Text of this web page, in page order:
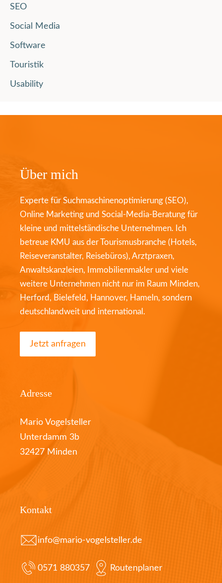
SEO
Social Media
Software
Touristik
Usability
Über mich
Experte für Suchmaschinenoptimierung (SEO),
Online Marketing und Social-Media-Beratung für
kleine und mittelständische Unternehmen. Ich
betreue KMU aus der Tourismusbranche (Hotels,
Reiseveranstalter, Reisebüros), Arztpraxen,
Anwaltskanzleien, Immobilienmakler und viele
weitere Unternehmen nicht nur im Raum Minden,
Herford, Bielefeld, Hannover, Hameln, sondern
deutschlandweit und international.
Jetzt anfragen
Adresse
Mario Vogelsteller
Unterdamm 3b
32427 Minden
Kontakt
info@mario-vogelsteller.de
0571 880357 Routenplaner